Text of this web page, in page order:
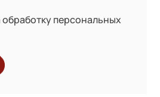
персональных